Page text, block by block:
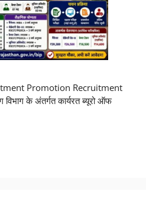
Promotion Recruitment
के अंतर्गत कार्यरत ब्यूरो ऑफ